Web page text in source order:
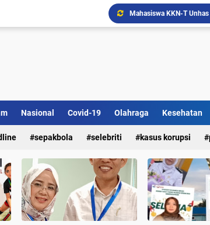
Ada Bank Sampah di
Nasional Covid-19 Olahraga Kesehatan
sepakbola selebriti kasus korupsi